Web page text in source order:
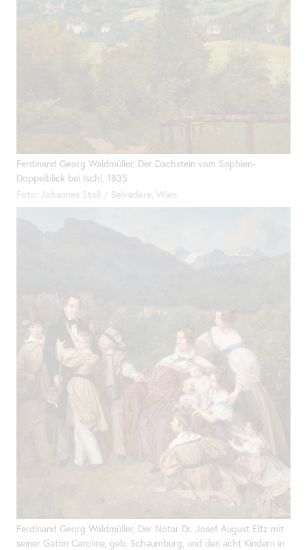
Ferdinand Georg Waldmüller, Der Dachstein vom Sophien-
Doppelblick bei Ischl, 1835
Foto: Johannes Stoll / Belvedere, Wien
Ferdinand Georg Waldmüller, Der Notar Dr. Josef August Eltz mit
seiner Gattin Caroline, geb. Schaumburg, und den acht Kindern in